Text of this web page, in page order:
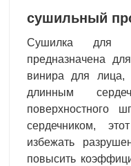
сушильный
Сушилка для
предназначена
винира для
длинным
сердечником,
избежать
повысить